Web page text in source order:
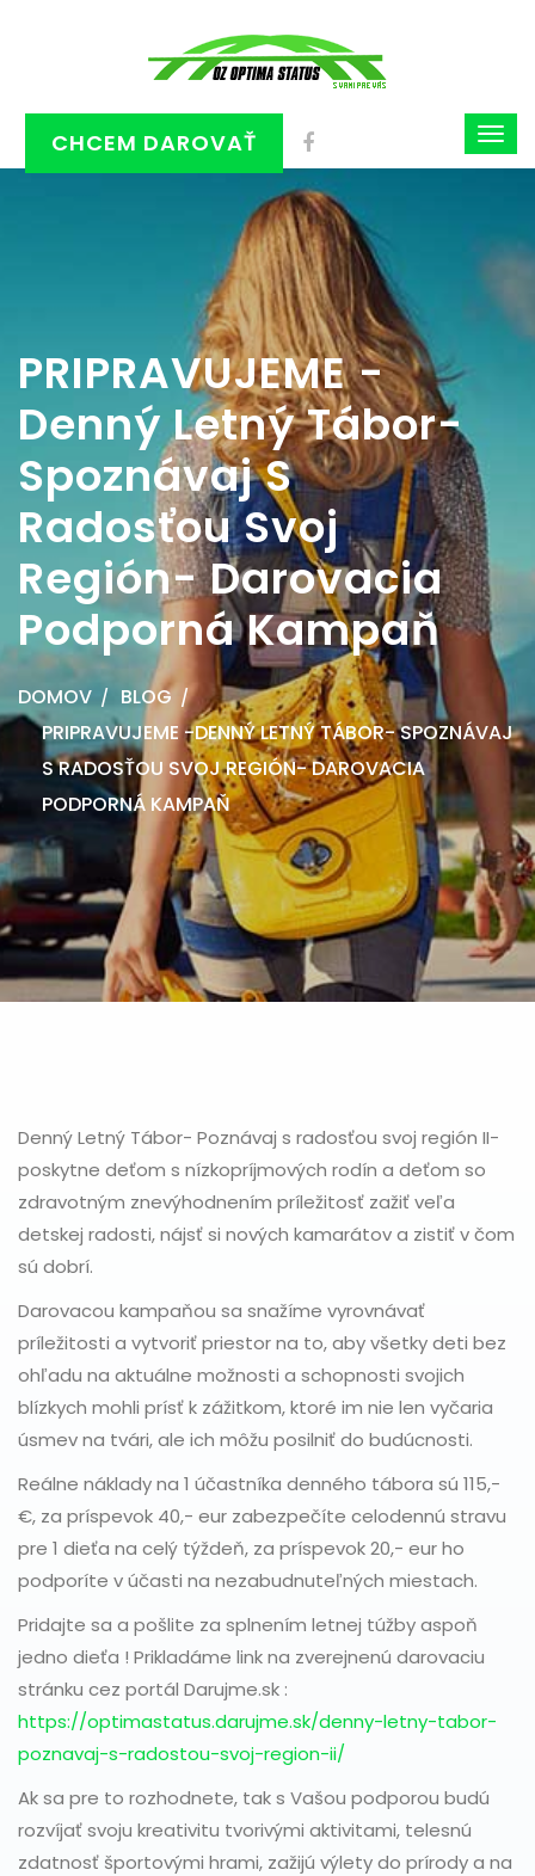
CHCEM DAROVAŤ
PRIPRAVUJEME -
Denný Letný Tábor-
Spoznávaj S
Radosťou Svoj
Región- Darovacia
Podporná Kampaň
DOMOV
BLOG
PRIPRAVUJEME -DENNÝ LETNÝ TÁBOR- SPOZNÁVAJ
S RADOSŤOU SVOJ REGIÓN- DAROVACIA
PODPORNÁ KAMPAŇ
Denný Letný Tábor- Poznávaj s radosťou svoj región II-
poskytne deťom s nízkopríjmových rodín a deťom so
zdravotným znevýhodnením príležitosť zažiť veľa
detskej radosti, nájsť si nových kamarátov a zistiť v čom
sú dobrí.
Darovacou kampaňou sa snažíme vyrovnávať
príležitosti a vytvoriť priestor na to, aby všetky deti bez
ohľadu na aktuálne možnosti a schopnosti svojich
blízkych mohli prísť k zážitkom, ktoré im nie len vyčaria
úsmev na tvári, ale ich môžu posilniť do budúcnosti.
Reálne náklady na 1 účastníka denného tábora sú 115,-
€, za príspevok 40,- eur zabezpečíte celodennú stravu
pre 1 dieťa na celý týždeň, za príspevok 20,- eur ho
podporíte v účasti na nezabudnuteľných miestach.
Pridajte sa a pošlite za splnením letnej túžby aspoň
jedno dieťa ! Prikladáme link na zverejnenú darovaciu
stránku cez portál Darujme.sk :
https://optimastatus.darujme.sk/denny-letny-tabor-
poznavaj-s-radostou-svoj-region-ii/
Ak sa pre to rozhodnete, tak s Vašou podporou budú
rozvíjať svoju kreativitu tvorivými aktivitami, telesnú
zdatnosť športovými hrami, zažijú výlety do prírody a na